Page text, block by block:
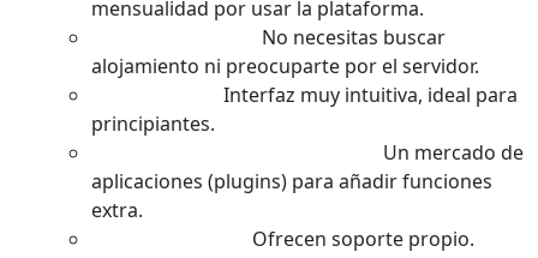
mensualidad por usar la plataforma.
No necesitas buscar
alojamiento ni preocuparte por el servidor.
Interfaz muy intuitiva, ideal para
principiantes.
Un mercado de
aplicaciones (plugins) para añadir funciones
extra.
Ofrecen soporte propio.